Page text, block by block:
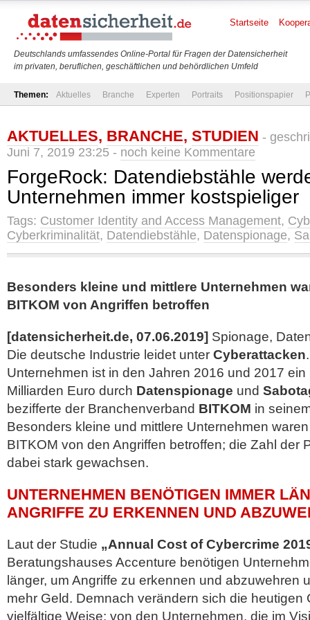
Deutschlands umfassendes Online-Portal für Fragen der Datensicherheit
im privaten, beruflichen, geschäftlichen und behördlichen Umfeld
Startseite
Themen: Aktuelles Branche Experten Portraits Positionspapier
AKTUELLES, BRANCHE, STUDIEN -
Juni 7, 2019 23:25 - noch keine Kommentare
ForgeRock: Datendiebstähle
Unternehmen immer kostspieliger
Tags: Customer Identity and Access Management,
Cyberkriminalität, Datendiebstähle, Datenspionage,
Besonders kleine und mittlere Unternehmen
BITKOM von Angriffen betroffen
[datensicherheit.de, 07.06.2019] Spionage,
Die deutsche Industrie leidet unter Cyberattacken
Unternehmen ist in den Jahren 2016 und 2017
Milliarden Euro durch Datenspionage und
bezifferte der Branchenverband BITKOM in
Besonders kleine und mittlere Unternehmen
BITKOM von den Angriffen betroffen; die Zahl der
dabei stark gewachsen.
UNTERNEHMEN BENÖTIGEN IMMER
ANGRIFFE ZU ERKENNEN UND
Laut der Studie „Annual Cost of Cybercrime
Beratungshauses Accenture benötigen
länger, um Angriffe zu erkennen und abzuwehren
mehr Geld. Demnach verändern sich die heutigen
vielfältige Weise: von den Unternehmen, die im